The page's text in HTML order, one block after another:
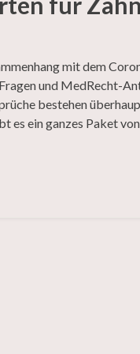
mit dem
und MedRecht-
bestehen
es ein ganzes Paket